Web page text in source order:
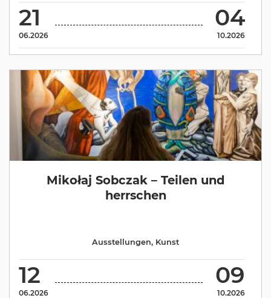
21
06.2026
04
10.2026
Mikołaj Sobczak – Teilen und
herrschen
12
06.2026
09
10.2026
Ausstellungen, Kunst